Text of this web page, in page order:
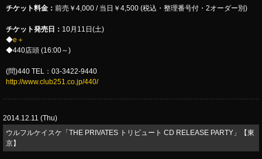
チケット料金： 前売￥4,000 / 当日￥4,500 (税込・整理番号付・2オーダー別)
チケット発売日： 10月11日(土)
◆e＋
◆440店頭 (16:00～)
(問)440 TEL：03-3422-9440
http://www.club251.co.jp/440/
2014.12.11 (Thu)
ウルフルケイスケ「THE PRIVATES トリビュート CD RELEASE PARTY」【東
京】